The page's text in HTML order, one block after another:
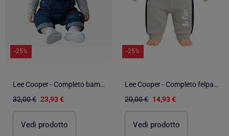
-25%
Lee Cooper - Completo bambino composto da piumino maglietta a maniche lunghe e jeans
32,00 € 23,93 €
Vedi prodotto
-25%
Lee Cooper - Completo felpa e pantalone jogging neonato bambino
20,00 € 14,93 €
Vedi prodotto